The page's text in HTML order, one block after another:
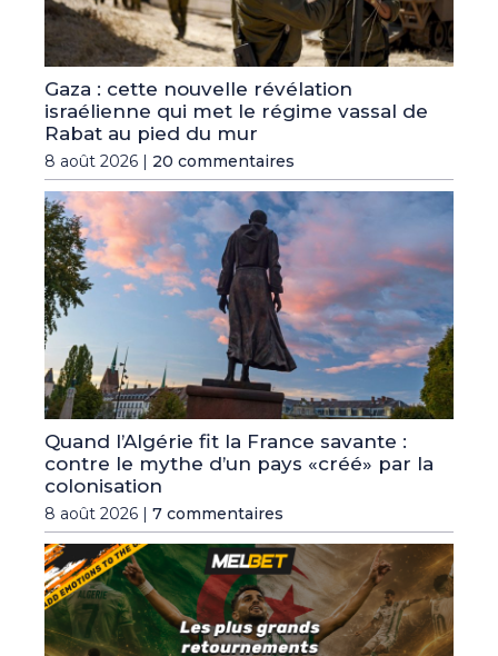
Gaza : cette nouvelle révélation
israélienne qui met le régime vassal de
Rabat au pied du mur
8 août 2026 | 20 commentaires
Quand l’Algérie fit la France savante :
contre le mythe d’un pays «créé» par la
colonisation
8 août 2026 | 7 commentaires